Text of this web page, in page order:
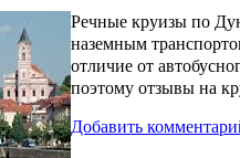
Речные круизы по
наземным
отличие от
поэтому отзывы на
Добавить